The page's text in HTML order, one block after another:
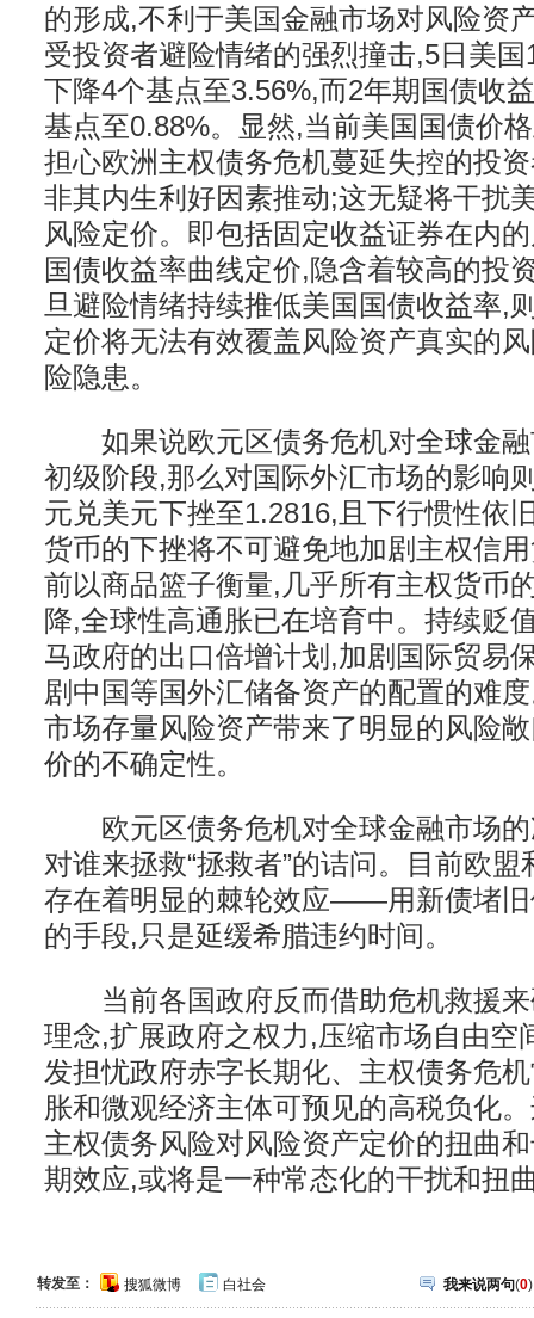
的形成,不利于美国金融市场对风险资
受投资者避险情绪的强烈撞击,5日美
下降4个基点至3.56%,而2年期国债收
基点至0.88%。显然,当前美国国债价
担心欧洲主权债务危机蔓延失控的投
非其内生利好因素推动;这无疑将干扰
风险定价。即包括固定收益证券在内
国债收益率曲线定价,隐含着较高的投
旦避险情绪持续推低美国国债收益率,
定价将无法有效覆盖风险资产真实的
险隐患。
如果说欧元区债务危机对全球金融
初级阶段,那么对国际外汇市场的影响
元兑美元下挫至1.2816,且下行惯性依
货币的下挫将不可避免地加剧主权信
前以商品篮子衡量,几乎所有主权货币
降,全球性高通胀已在培育中。持续贬
马政府的出口倍增计划,加剧国际贸易
剧中国等国外汇储备资产的配置的难
市场存量风险资产带来了明显的风险
价的不确定性。
欧元区债务危机对全球金融市场的
对谁来拯救“拯救者”的诘问。目前欧
存在着明显的棘轮效应——用新债堵旧
的手段,只是延缓希腊违约时间。
当前各国政府反而借助危机救援来
理念,扩展政府之权力,压缩市场自由空
发担忧政府赤字长期化、主权债务危
胀和微观经济主体可预见的高税负化
主权债务风险对风险资产定价的扭曲
期效应,或将是一种常态化的干扰和扭
转发至： 搜狐微博 白社会 我来说两句(0)